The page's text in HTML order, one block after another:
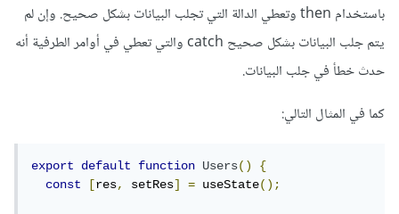
باستخدام then وتعطي الدالة التي تجلب البيانات بشكل صحيح. وإن لم
يتم جلب البيانات بشكل صحيح catch والتي تعطي في أوامر الطرفية أنه
حدث خطأ في جلب البيانات.
كما في المثال التالي:
export default function Users()
{
const
[res, setRes] = useState();